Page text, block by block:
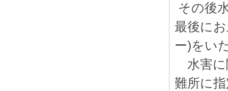
その後
最後に
ー)をい
水害に
難所に